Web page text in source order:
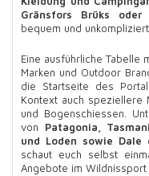
Gränsfors Brüks oder
bequem und
Eine ausführliche Tabelle
Marken und Outdoor
die Startseite des
Kontext auch speziellere
und Bogenschiessen.
von Patagonia,
und Loden sowie Dale
schaut euch selbst
Angebote im Wildnissport